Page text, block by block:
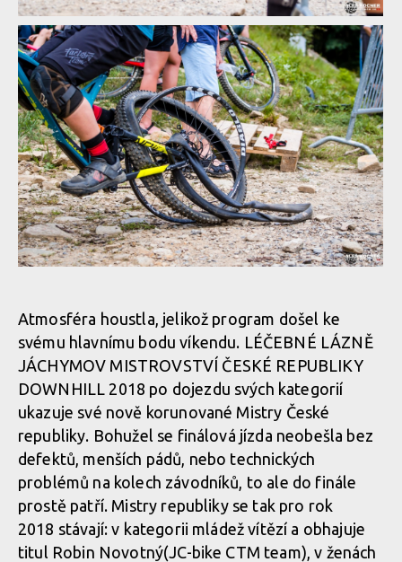
Report: Léčebné lázně Jáchymov Mistrovství České republiky
downhill 2018
Report: Léčebné lázně Jáchymov Mistrovství České republiky
downhill 2018
Report: Léčebné lázně Jáchymov Mistrovství České republiky
downhill 2018
Atmosféra houstla, jelikož program došel ke
svému hlavnímu bodu víkendu. LÉČEBNÉ LÁZNĚ
JÁCHYMOV MISTROVSTVÍ ČESKÉ REPUBLIKY
DOWNHILL 2018 po dojezdu svých kategorií
ukazuje své nově korunované Mistry České
republiky. Bohužel se finálová jízda neobešla bez
defektů, menších pádů, nebo technických
problémů na kolech závodníků, to ale do finále
prostě patří. Mistry republiky se tak pro rok
2018 stávají: v kategorii mládež vítězí a obhajuje
titul Robin Novotný(JC-bike CTM team), v ženách